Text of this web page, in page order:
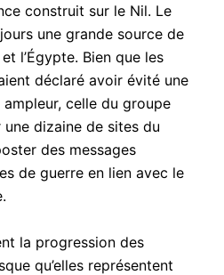
construit sur le Nil. Le
une grande source de
l’Égypte. Bien que les
déclaré avoir évité une
celle du groupe
dizaine de sites du
des messages
de guerre en lien avec le
la progression des
qu’elles représentent